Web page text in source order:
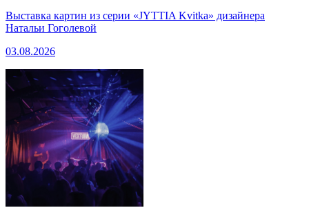
Выставка картин из серии «JYTTIA Kvitka» дизайнера
Натальи Гоголевой
03.08.2026